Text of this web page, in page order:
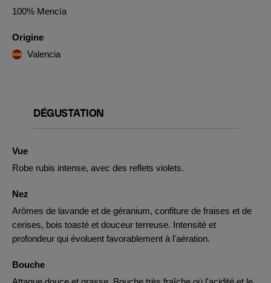
100% Mencía
Origine
Valencia
DÉGUSTATION
Vue
Robe rubis intense, avec des reflets violets.
Nez
Arômes de lavande et de géranium, confiture de fraises et de
cerises, bois toasté et douceur terreuse. Intensité et
profondeur qui évoluent favorablement à l'aération.
Bouche